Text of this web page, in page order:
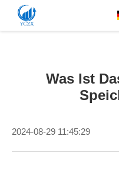
PRODUKTWas Ist
2024-08-29 11:45:29